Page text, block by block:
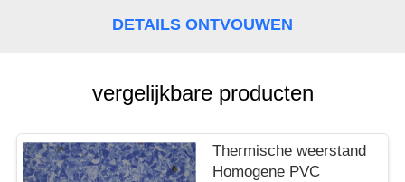
GEVALLEN
DETAILS ONTVOUWEN
vergelijkbare producten
Thermische weerstand
Homogene PVC